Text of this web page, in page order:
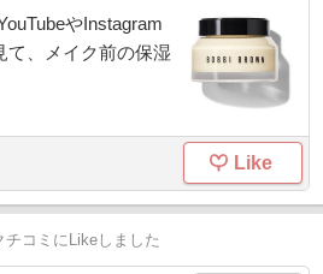
やInstagram
て、メイク前の保湿
Like
チコミにLikeしました